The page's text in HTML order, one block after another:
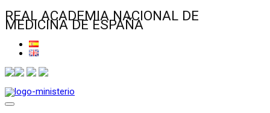
REAL ACADEMIA NACIONAL DE
MEDICINA DE ESPAÑA